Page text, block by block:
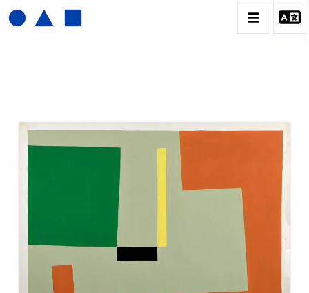
JOËL FROMENT
BIOGRAPHIE
CATALOGUE DES OEUVRES
CONTACT